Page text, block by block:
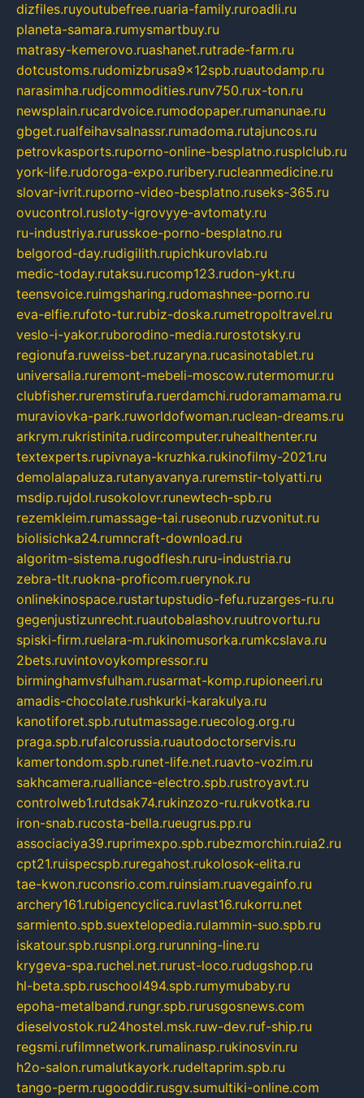
dizfiles.ruyoutubefree.ruaria-family.ruroadli.ru
planeta-samara.rumysmartbuy.ru
matrasy-kemerovo.ruashanet.rutrade-farm.ru
dotcustoms.rudomizbrusa9x12spb.ruautodamp.ru
narasimha.rudjcommodities.runv750.rux-ton.ru
newsplain.rucardvoice.rumodopaper.rumanunae.ru
gbget.rualfeihavsalnassr.rumadoma.rutajuncos.ru
petrovkasports.ruporno-online-besplatno.rusplclub.ru
york-life.rudoroga-expo.ruribery.rucleanmedicine.ru
slovar-ivrit.ruporno-video-besplatno.ruseks-365.ru
ovucontrol.rusloty-igrovyye-avtomaty.ru
ru-industriya.rurusskoe-porno-besplatno.ru
belgorod-day.rudigilith.rupichkurovlab.ru
medic-today.rutaksu.rucomp123.rudon-ykt.ru
teensvoice.ruimgsharing.rudomashnee-porno.ru
eva-elfie.rufoto-tur.rubiz-doska.rumetropoltravel.ru
veslo-i-yakor.ruborodino-media.rurostotsky.ru
regionufa.ruweiss-bet.ruzaryna.rucasinotablet.ru
universalia.ruremont-mebeli-moscow.rutermomur.ru
clubfisher.ruremstirufa.ruerdamchi.rudoramamama.ru
muraviovka-park.ruworldofwoman.ruclean-dreams.ru
arkrym.rukristinita.rudircomputer.ruhealthenter.ru
textexperts.rupivnaya-kruzhka.rukinofilmy-2021.ru
demolalapaluza.rutanyavanya.ruremstir-tolyatti.ru
msdip.rujdol.rusokolovr.runewtech-spb.ru
rezemkleim.rumassage-tai.ruseonub.ruzvonitut.ru
biolisichka24.rumncraft-download.ru
algoritm-sistema.rugodflesh.ruru-industria.ru
zebra-tlt.ruokna-proficom.ruerynok.ru
onlinekinospace.rustartupstudio-fefu.ruzarges-ru.ru
gegenjustizunrecht.ruautobalashov.ruutrovortu.ru
spiski-firm.ruelara-m.rukinomusorka.rumkcslava.ru
2bets.ruvintovoykompressor.ru
birminghamvsfulham.rusarmat-komp.rupioneeri.ru
amadis-chocolate.rushkurki-karakulya.ru
kanotiforet.spb.rututmassage.ruecolog.org.ru
praga.spb.rufalcorussia.ruautodoctorservis.ru
kamertondom.spb.runet-life.net.ruavto-vozim.ru
sakhcamera.rualliance-electro.spb.rustroyavt.ru
controlweb1.rutdsak74.rukinzozo-ru.rukvotka.ru
iron-snab.rucosta-bella.rueugrus.pp.ru
associaciya39.ruprimexpo.spb.rubezmorchin.ruia2.ru
cpt21.ruispecspb.ruregahost.rukolosok-elita.ru
tae-kwon.ruconsrio.com.ruinsiam.ruavegainfo.ru
archery161.rubigencyclica.ruvlast16.rukorru.net
sarmiento.spb.suextelopedia.rulammin-suo.spb.ru
iskatour.spb.rusnpi.org.rurunning-line.ru
krygeva-spa.ruchel.net.rurust-loco.rudugshop.ru
hl-beta.spb.ruschool494.spb.rumymubaby.ru
epoha-metalband.rungr.spb.rurusgosnews.com
dieselvostok.ru24hostel.msk.ruw-dev.ruf-ship.ru
regsmi.rufilmnetwork.rumalinasp.rukinosvin.ru
h2o-salon.rumalutkayork.rudeltaprim.spb.ru
tango-perm.rugooddir.rusgv.sumultiki-online.com